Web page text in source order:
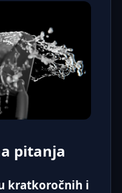
pitanja
kratkoročnih i